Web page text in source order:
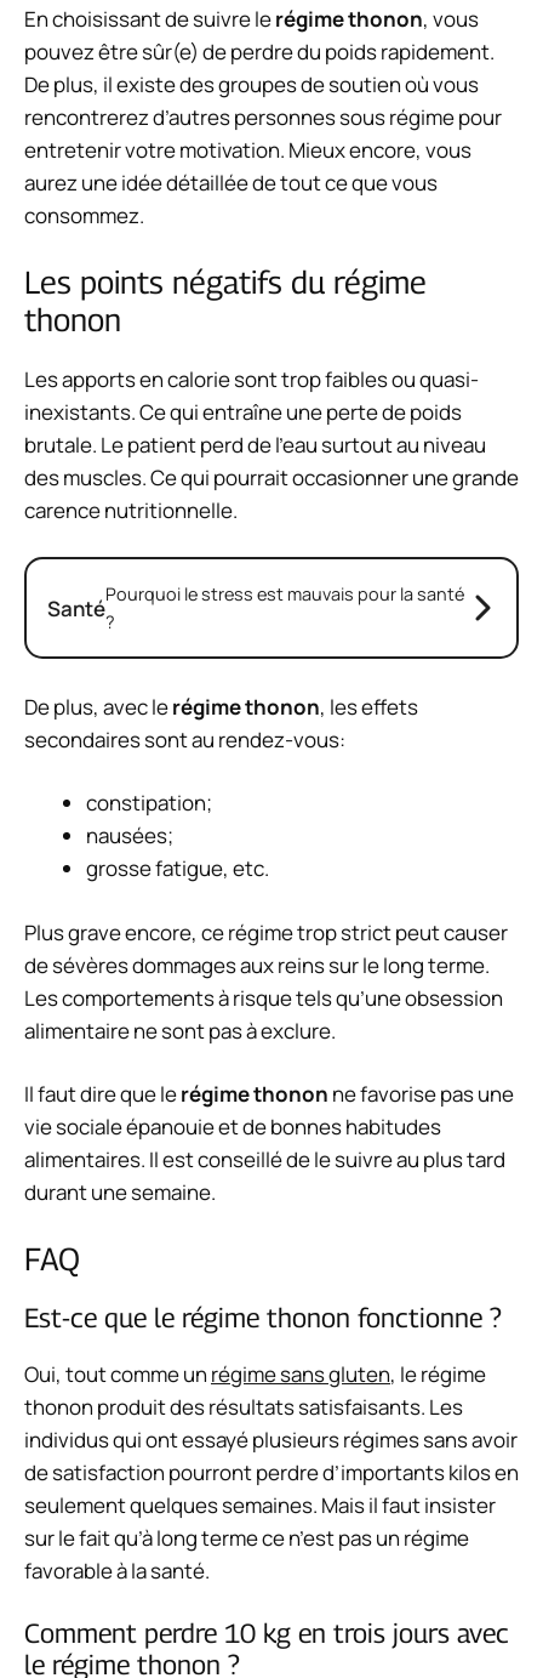
En choisissant de suivre lerégime thonon, vous
pouvez être sûr(e) de perdre du poids rapidement.
De plus, il existe des groupes de soutien où vous
rencontrerez d’autres personnes sous régime pour
entretenir votre motivation. Mieux encore, vous
aurez une idée détaillée de tout ce que vous
consommez.
Les points négatifs du régime
thonon
Les apports en calorie sont trop faiblesou quasi-
inexistants. Ce qui entraîne une perte de poids
brutale. Le patient perd de l’eau surtout au niveau
des muscles. Ce qui pourrait occasionner unegrande
carence nutritionnelle.
SantéPourquoi le stress est mauvais pour la santé
?
De plus, avec lerégime thonon, les effets
secondaires sont au rendez-vous:
constipation;
nausées;
grosse fatigue, etc.
Plus grave encore, ce régime trop strict peut causer
desévères dommages aux reinssur le long terme.
Les comportements à risque tels qu’une obsession
alimentaire ne sont pas à exclure.
Il faut dire que lerégime thonon ne favorise pas une
vie sociale épanouie et de bonnes habitudes
alimentaires. Il est conseillé de le suivre au plus tard
durant une semaine.
FAQ
Est-ce que le régime thonon fonctionne ?
Oui, tout comme un régime sans gluten, le régime
thonon produit des résultats satisfaisants. Les
individus qui ont essayé plusieurs régimes sans avoir
de satisfaction pourront perdre d’importants kilos en
seulement quelques semaines. Mais il faut insister
sur le fait qu’à long terme ce n’est pas un régime
favorable à la santé.
Comment perdre 10 kg en trois jours avec
le régime thonon ?